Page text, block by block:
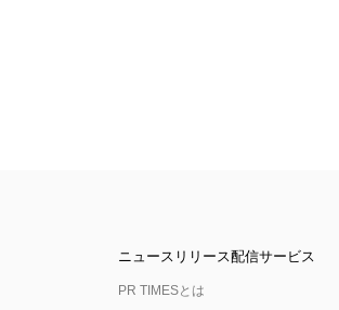
ニュースリリース配信サービス
PR TIMESとは